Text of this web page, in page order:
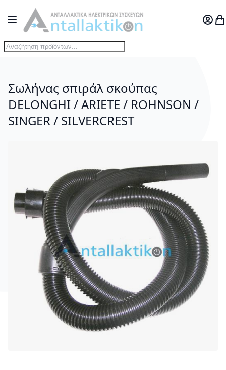
Μετάβαση στο περιεχόμενο
Toggle Nav
Ο
Σωλήνας σπιράλ σκούπας
DELONGHI / ARIETE / ROHNSON /
SINGER / SILVERCREST